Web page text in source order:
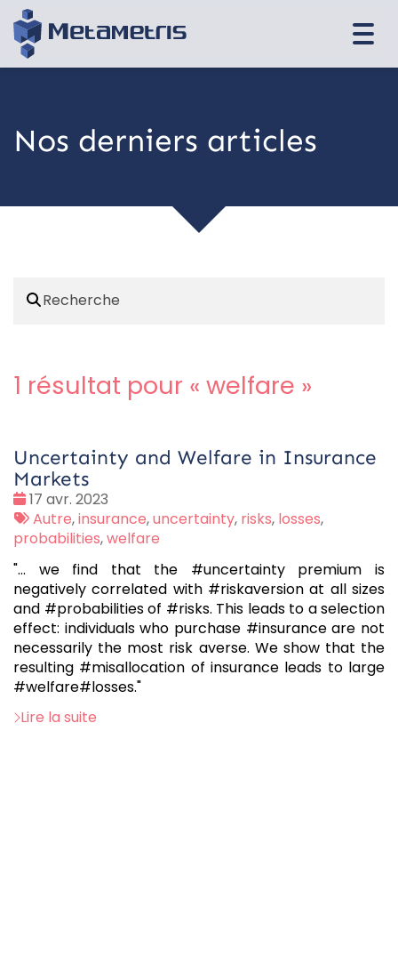
Nos derniers articles
1 résultat pour « welfare »
Uncertainty and Welfare in Insurance
Markets
Date
:
17 avr. 2023
Tags
:
Autre,insurance,uncertainty, risks, losses,
probabilities,welfare
"… we find that the #uncertainty premium is
negatively correlated with #riskaversion at all sizes
and #probabilities of #risks. This leads to a selection
effect: individuals who purchase #insurance are not
necessarily the most risk averse. We show that the
resulting #misallocation of insurance leads to large
#welfare#losses."
Lire la suite